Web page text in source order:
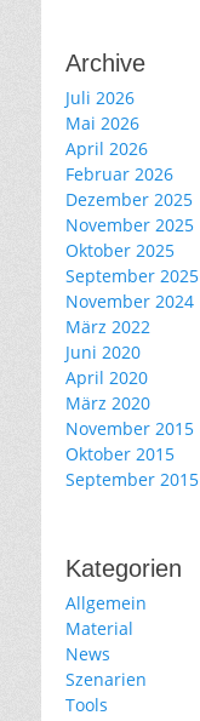
Archive
Juli 2026
Mai 2026
April 2026
Februar 2026
Dezember 2025
November 2025
Oktober 2025
September 2025
November 2024
März 2022
Juni 2020
April 2020
März 2020
November 2015
Oktober 2015
September 2015
Kategorien
Allgemein
Material
News
Szenarien
Tools